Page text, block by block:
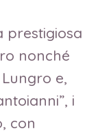
prestigiosa
nonché
e,
i
con